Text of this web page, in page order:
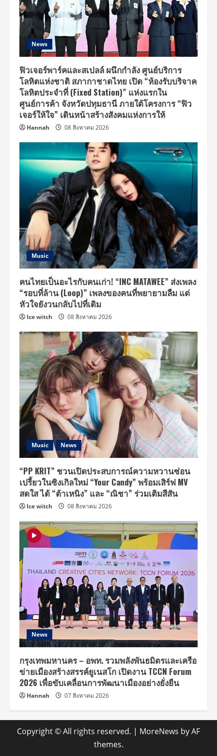
News
ฟิวเจอร์พาร์คและสเปลล์ ผนึกกำลัง ศูนย์บริการ
โลหิตแห่งชาติ สภากาชาดไทย เปิด “ห้องรับบริจาค
โลหิตประจำที่ (Fixed Station)” แห่งแรกใน
ศูนย์การค้า จังหวัดปทุมธานี ภายใต้โครงการ “ฟิว
เจอร์ให้ใจ” เดินหน้าสร้างสังคมแห่งการให้
Hannah 08 สิงหาคม 2026
Music
คนไทยเป็นอะไรกับคนเก่า! “INC MATAWEE” ส่งเพลง
“รอบที่ล้าน (Loop)” เพลงของคนที่พยายามลืม แต่
หัวใจยังวนกลับไปที่เดิม
Ice witch 08 สิงหาคม 2026
Music News
“PP KRIT” ชวนเปิดประสบการณ์ความหวานซ่อน
เปรี้ยวในซิงเกิลใหม่ “Your Candy” พร้อมเสิร์ฟ MV
สดใส ได้ “ต้าเหนิง” และ “ณิชา” ร่วมเติมสีสัน
Ice witch 08 สิงหาคม 2026
News
กรุงเทพมหานคร – อพท. รวมพลังพันธมิตรและเครือ
ข่ายเมืองสร้างสรรค์ยูเนสโก เปิดงาน TCCN Forum
2026 เพื่อขับเคลื่อนการพัฒนาเมืองอย่างยั่งยืน
Hannah 07 สิงหาคม 2026
Copyright © All rights reserved. | MoreNews by AF
themes.